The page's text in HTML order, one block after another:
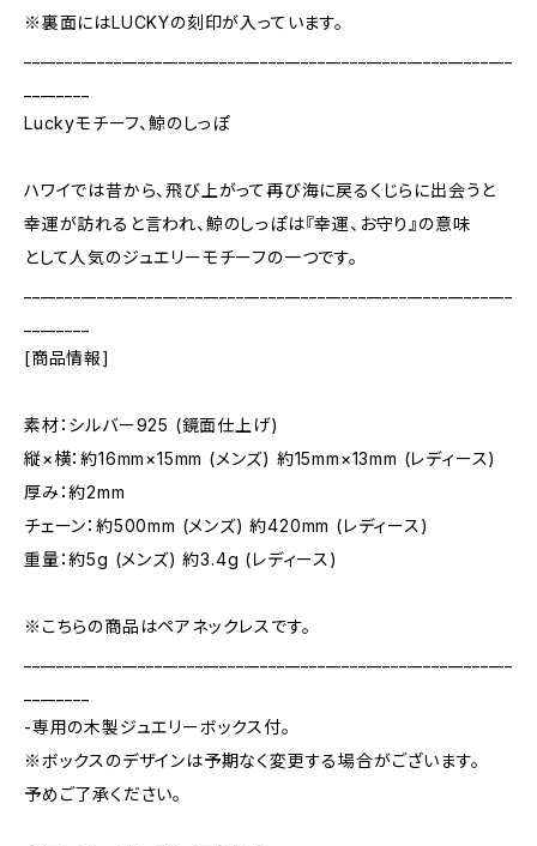
※裏面にはLUCKYの刻印が入っています。
Luckyモチーフ、鯨のしっぽ
ハワイでは昔から、飛び上がって再び海に戻るくじらに出会うと
幸運が訪れると言われ、鯨のしっぽは『幸運、お守り』の意味
として人気のジュエリーモチーフの一つです。
[商品情報]
素材：シルバー925 (鏡面仕上げ)
縦×横：約16mm×15mm (メンズ) 約15mm×13mm (レディース)
厚み：約2mm
チェーン：約500mm (メンズ) 約420mm (レディース)
重量：約5g (メンズ) 約3.4g (レディース)
※こちらの商品はペアネックレスです。
-専用の木製ジュエリーボックス付。
※ボックスのデザインは予期なく変更する場合がございます。
予めご了承ください。